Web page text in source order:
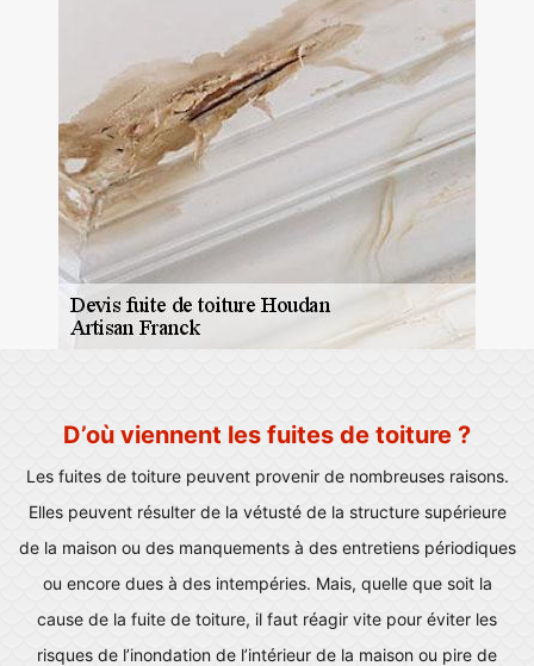
D’où viennent les fuites de toiture ?
Les fuites de toiture peuvent provenir de nombreuses raisons.
Elles peuvent résulter de la vétusté de la structure supérieure
de la maison ou des manquements à des entretiens périodiques
ou encore dues à des intempéries. Mais, quelle que soit la
cause de la fuite de toiture, il faut réagir vite pour éviter les
risques de l’inondation de l’intérieur de la maison ou pire de